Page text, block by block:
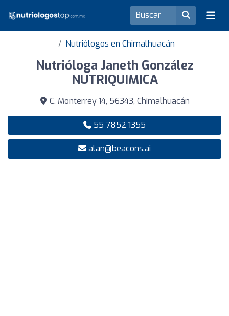
Nutriólogos en Chimalhuacán
Nutrióloga Janeth González
NUTRIQUIMICA
C. Monterrey 14, 56343, Chimalhuacán
55 7852 1355
alan@beacons.ai